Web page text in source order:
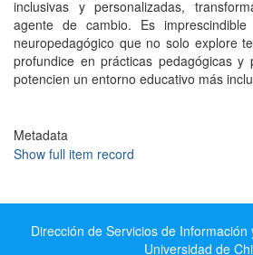
inclusivas y personalizadas,
agente de cambio. Es
neuropedagógico que no solo explore
profundice en prácticas pedagógicas y
potencien un entorno educativo más
Metadata
Show full item record
Dirección de Servicios de Información
Universidad de